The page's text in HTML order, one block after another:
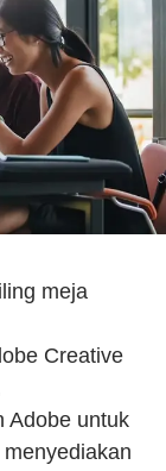
meja
Creative
Adobe untuk